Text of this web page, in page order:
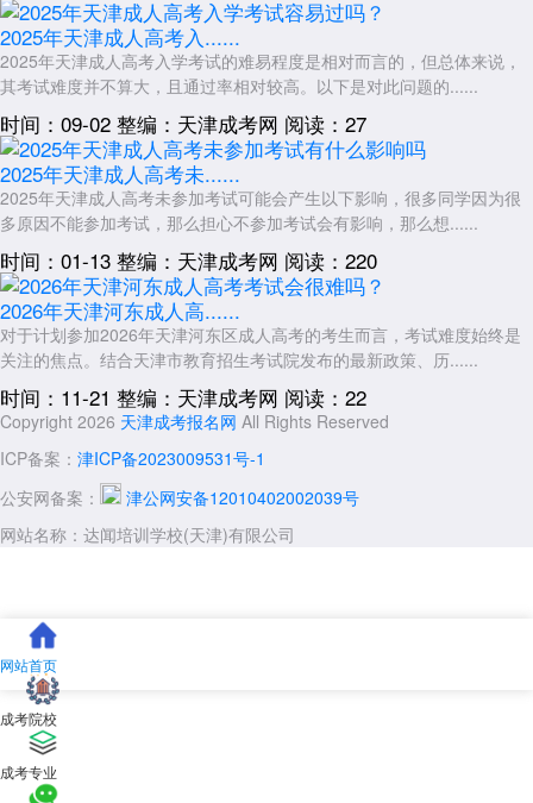
2025年天津成人高考入......
2025年天津成人高考入学考试的难易程度是相对而言的，但总体来说，
其考试难度并不算大，且通过率相对较高。以下是对此问题的......
时间：09-02 整编：天津成考网 阅读：27
2025年天津成人高考未......
2025年天津成人高考未参加考试可能会产生以下影响，很多同学因为很
多原因不能参加考试，那么担心不参加考试会有影响，那么想......
时间：01-13 整编：天津成考网 阅读：220
2026年天津河东成人高......
对于计划参加2026年天津河东区成人高考的考生而言，考试难度始终是
关注的焦点。结合天津市教育招生考试院发布的最新政策、历......
时间：11-21 整编：天津成考网 阅读：22
Copyright 2026 天津成考报名网 All Rights Reserved
ICP备案： 津ICP备2023009531号-1
公安网备案：
津公网安备12010402002039号
网站名称：达闻培训学校(天津)有限公司
网站首页
成考院校
成考专业